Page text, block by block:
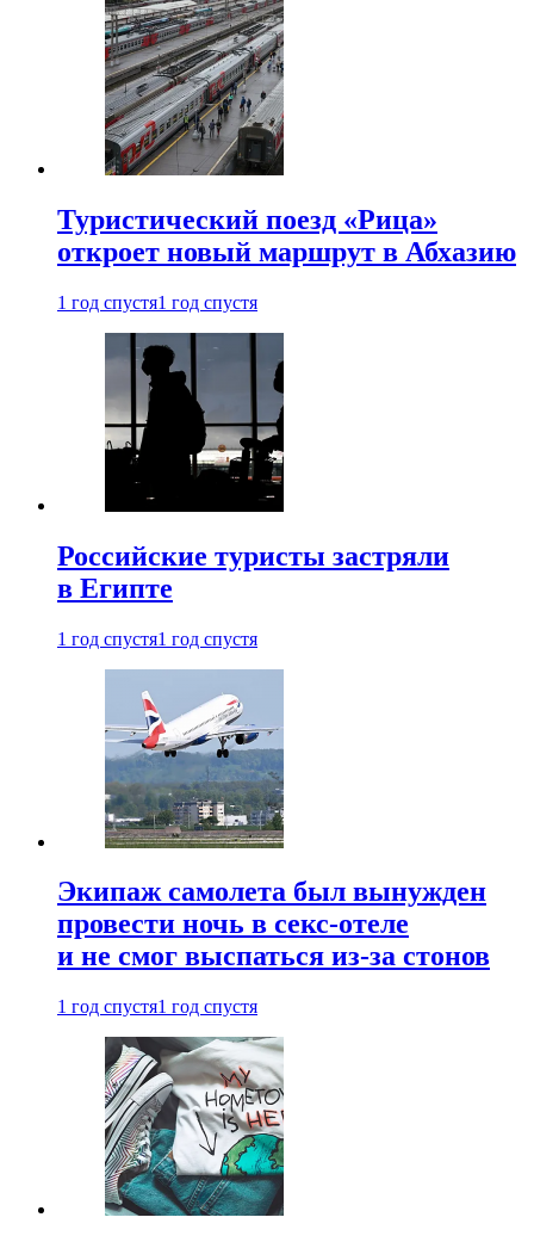
Туристический поезд «Рица»
откроет новый маршрут в Абхазию
1 год спустя1 год спустя
Российские туристы застряли
в Египте
1 год спустя1 год спустя
Экипаж самолета был вынужден
провести ночь в секс-отеле
и не смог выспаться из-за стонов
1 год спустя1 год спустя